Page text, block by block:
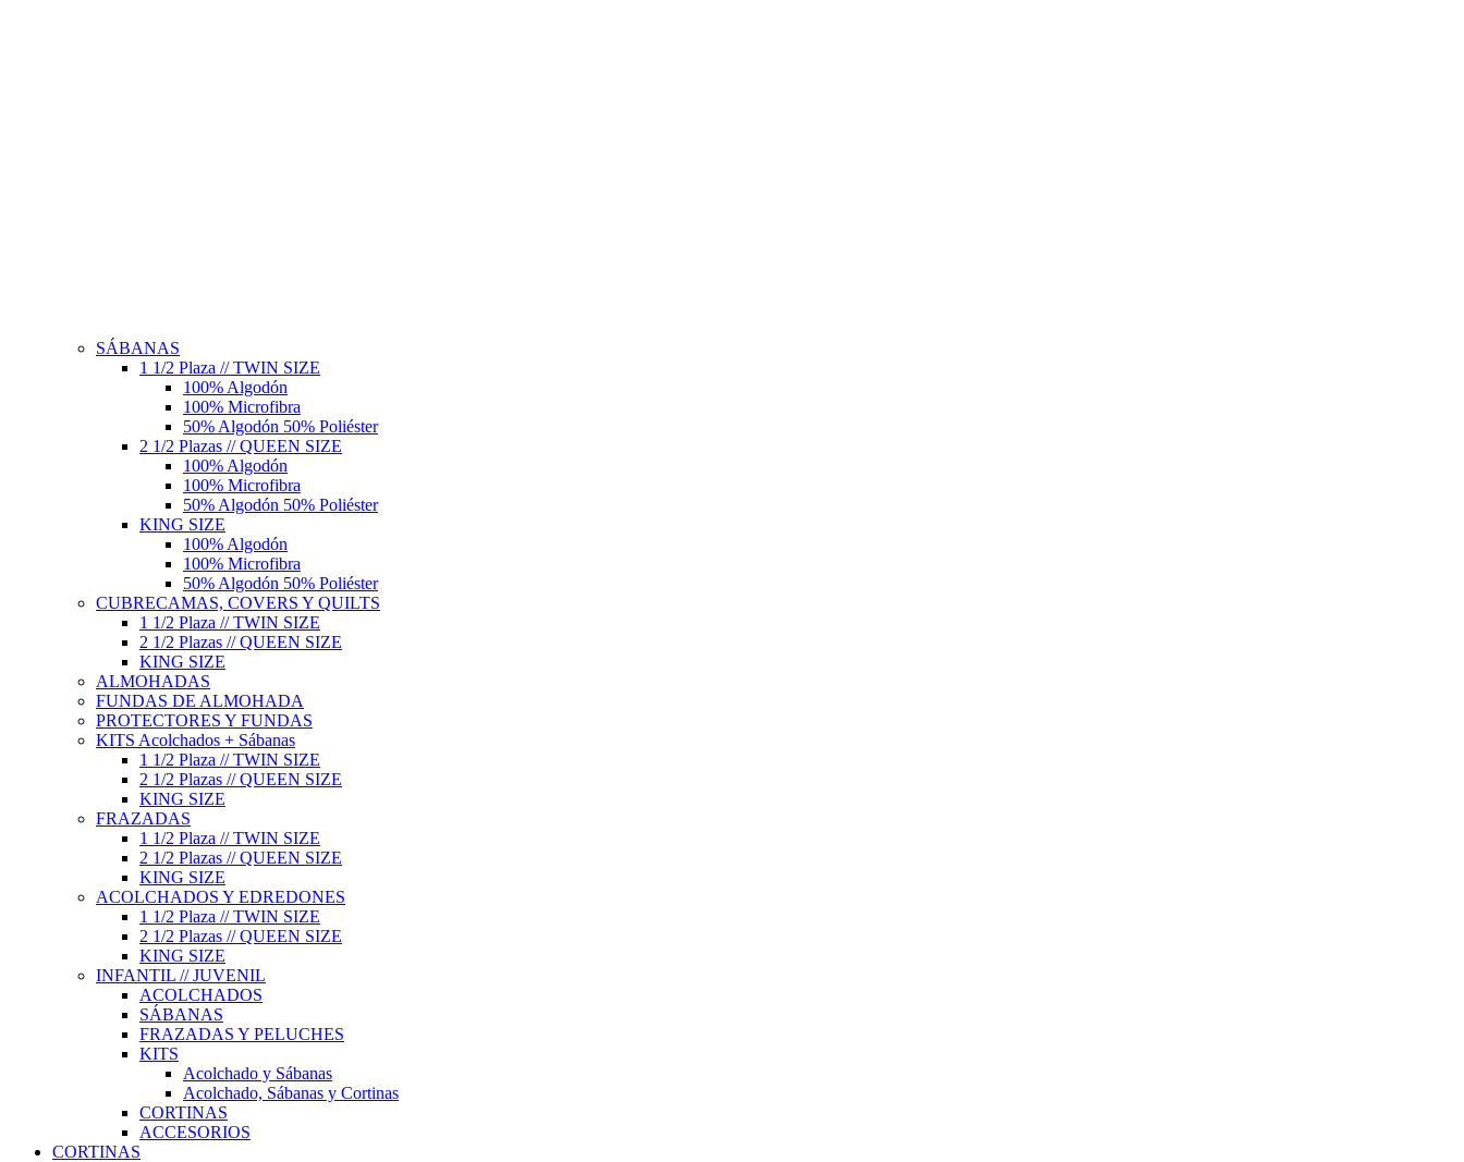
SÁBANAS
1 1/2 Plaza // TWIN SIZE
100% Algodón
100% Microfibra
50% Algodón 50% Poliéster
2 1/2 Plazas // QUEEN SIZE
100% Algodón
100% Microfibra
50% Algodón 50% Poliéster
KING SIZE
100% Algodón
100% Microfibra
50% Algodón 50% Poliéster
CUBRECAMAS, COVERS Y QUILTS
1 1/2 Plaza // TWIN SIZE
2 1/2 Plazas // QUEEN SIZE
KING SIZE
ALMOHADAS
FUNDAS DE ALMOHADA
PROTECTORES Y FUNDAS
KITS Acolchados + Sábanas
1 1/2 Plaza // TWIN SIZE
2 1/2 Plazas // QUEEN SIZE
KING SIZE
FRAZADAS
1 1/2 Plaza // TWIN SIZE
2 1/2 Plazas // QUEEN SIZE
KING SIZE
ACOLCHADOS Y EDREDONES
1 1/2 Plaza // TWIN SIZE
2 1/2 Plazas // QUEEN SIZE
KING SIZE
INFANTIL // JUVENIL
ACOLCHADOS
SÁBANAS
FRAZADAS Y PELUCHES
KITS
Acolchado y Sábanas
Acolchado, Sábanas y Cortinas
CORTINAS
ACCESORIOS
CORTINAS